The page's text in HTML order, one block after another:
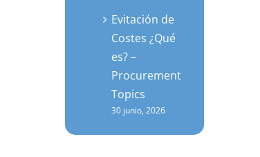
Evitación de
Costes ¿Qué
es? –
Procurement
Topics
30 junio, 2026